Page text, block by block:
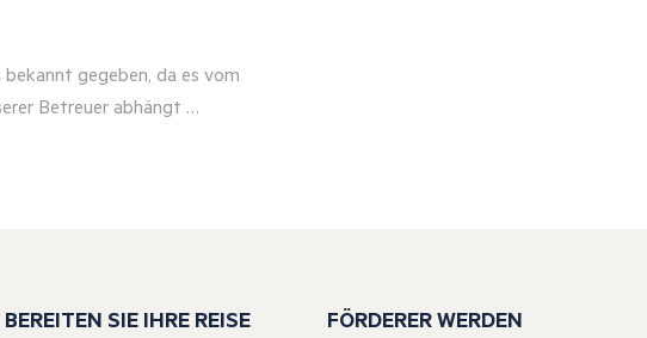
gegeben, da es vom
Betreuer abhängt …
BEREITEN SIE IHRE REISE
FÖRDERER WERDEN